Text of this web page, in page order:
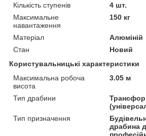
Кількість ступенів
4 шт.
Максимальне
навантаження
150 кг
Матеріал
Алюміній
Стан
Новий
Користувальницькі характеристики
Максимальна робоча
висота
3.05 м
Тип драбини
Тип призначення
драбина